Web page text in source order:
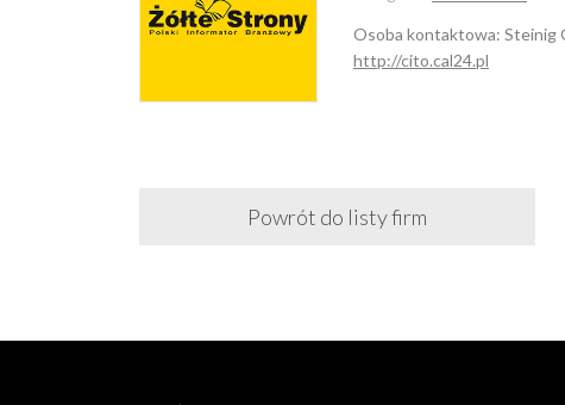
Osoba kontaktowa: Steinig
http://cito.cal24.pl
Powrót do listy firm